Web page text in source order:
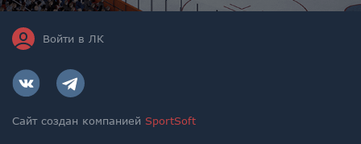
Войти в ЛК
Сайт создан компанией SportSoft